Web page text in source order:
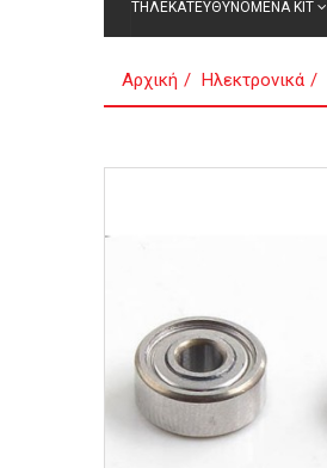
ΤΗΛΕΚΑΤΕΥΘΥΝΟΜΕΝΑ ΚΙΤ
Αρχική Ηλεκτρονικά